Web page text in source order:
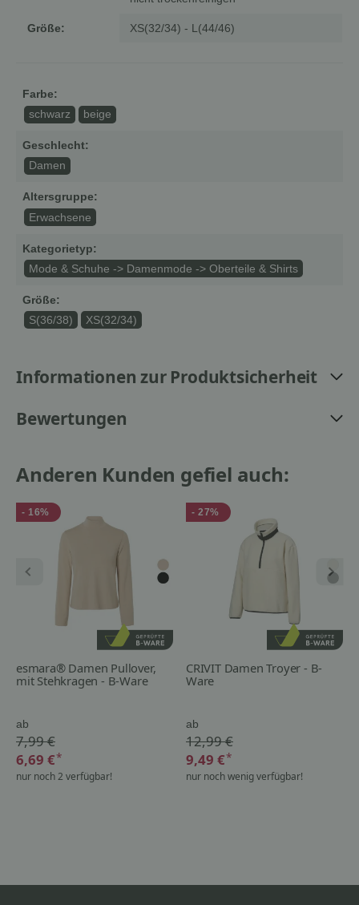
Größe: XS(32/34) - L(44/46)
Farbe:
schwarz beige
Geschlecht:
Damen
Altersgruppe:
Erwachsene
Kategorietyp:
Mode & Schuhe -> Damenmode -> Oberteile & Shirts
Größe:
S(36/38) XS(32/34)
Informationen zur Produktsicherheit
Bewertungen
Anderen Kunden gefiel auch:
- 16%
esmara® Damen Pullover,
mit Stehkragen - B-Ware
ab
7,99 €
6,69 €*
nur noch 2 verfügbar!
- 27%
CRIVIT Damen Troyer - B-
Ware
ab
12,99 €
9,49 €*
nur noch wenig verfügbar!